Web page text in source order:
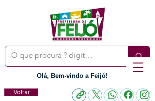
Olá, Bem-vindo a Feijó!
Voltar